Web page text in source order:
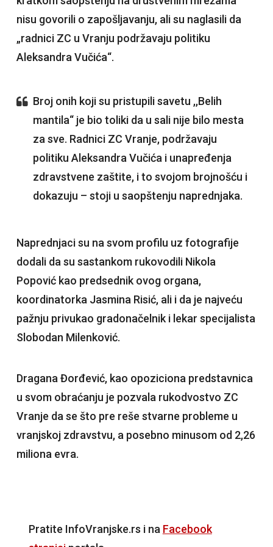
nisu govorili o zapošljavanju, ali su naglasili da
„radnici ZC u Vranju podržavaju politiku
Aleksandra Vučića“.
Broj onih koji su pristupili savetu ,,Belih
mantila“ je bio toliki da u sali nije bilo mesta
za sve. Radnici ZC Vranje, podržavaju
politiku Aleksandra Vučića i unapređenja
zdravstvene zaštite, i to svojom brojnošću i
dokazuju – stoji u saopštenju naprednjaka.
Naprednjaci su na svom profilu uz fotografije
dodali da su sastankom rukovodili Nikola
Popović kao predsednik ovog organa,
koordinatorka Jasmina Risić, ali i da je najveću
pažnju privukao gradonačelnik i lekar specijalista
Slobodan Milenković.
Dragana Đorđević, kao opoziciona predstavnica
u svom obraćanju je pozvala rukodvostvo ZC
Vranje da se što pre reše stvarne probleme u
vranjskoj zdravstvu, a posebno minusom od 2,26
miliona evra.
Pratite InfoVranjske.rs i na Facebook